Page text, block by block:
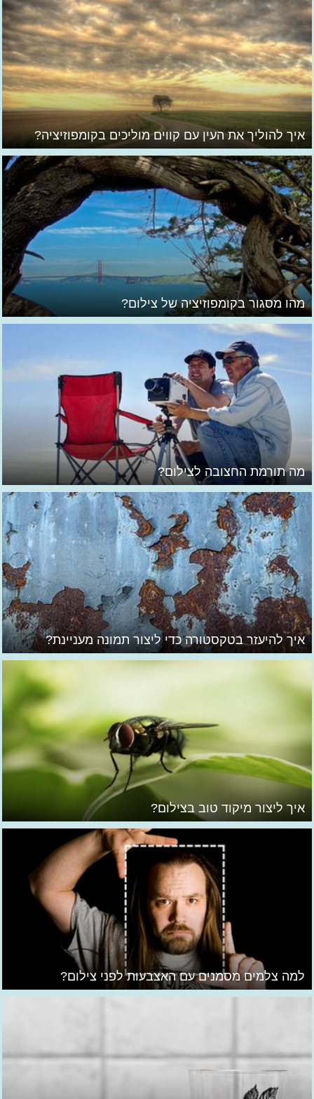
איך להוליך את העין עם קווים מוליכים בקומפוזיציה?
מהו מסגור בקומפוזיציה של צילום?
מה תורמת החצובה לצילום?
איך להיעזר בטקסטורה כדי ליצור תמונה מעניינת?
איך ליצור מיקוד טוב בצילום?
למה צלמים מסמנים עם האצבעות לפני צילום?